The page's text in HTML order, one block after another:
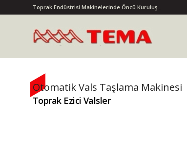
Toprak Endüstrisi Makinelerinde Öncü Kuruluş...
Otomatik Vals Taşlama Makinesi
Toprak Ezici Valsler